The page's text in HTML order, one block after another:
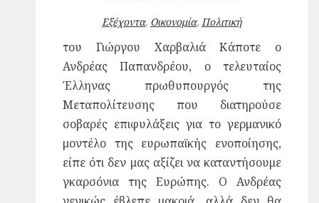
Εξέχοντα, Οικονομία, Πολιτική
του Γιώργου Χαρβαλιά Κάποτε ο
Ανδρέας Παπανδρέου, ο τελευταίος
Έλληνας πρωθυπουργός της
Μεταπολίτευσης που διατηρούσε
σοβαρές επιφυλάξεις για το γερμανικό
μοντέλο της ευρωπαϊκής ενοποίησης,
είπε ότι δεν μας αξίζει να καταντήσουμε
γκαρσόνια της Ευρώπης. Ο Ανδρέας